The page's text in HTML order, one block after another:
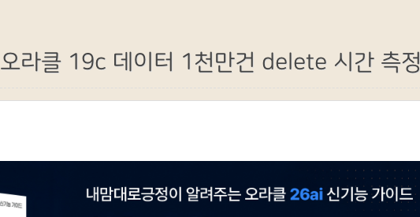
오라클 19c 데이터 1천만건 delete 시간 측정